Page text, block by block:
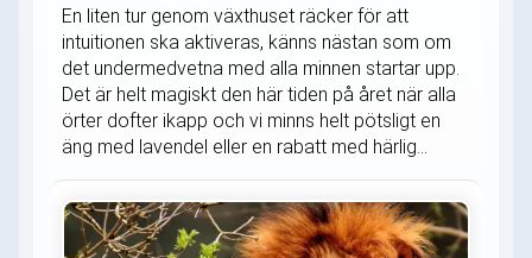
En liten tur genom växthuset räcker för att
intuitionen ska aktiveras, känns nästan som om
det undermedvetna med alla minnen startar upp.
Det är helt magiskt den här tiden på året när alla
örter dofter ikapp och vi minns helt pötsligt en
äng med lavendel eller en rabatt med härlig...